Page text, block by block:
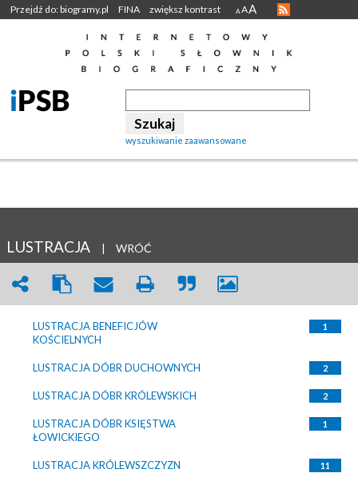
Przejdź do: biogramy.pl FINA zwiększ kontrast A AA
wyszukiwanie zaawansowane
LUSTRACJA | WRÓĆ
LUSTRACJA BENEFICJÓW
KOŚCIELNYCH
1
LUSTRACJA DÓBR DUCHOWNYCH 2
LUSTRACJA DÓBR KRÓLEWSKICH 2
LUSTRACJA DÓBR KSIĘSTWA
ŁOWICKIEGO
1
LUSTRACJA KRÓLEWSZCZYZN 11